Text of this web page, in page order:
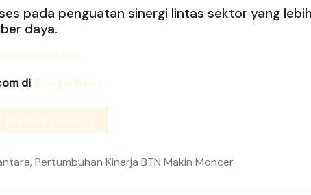
pada penguatan sinergi lintas sektor yang
daya.
di Google News
Read Entire Article
Pertumbuhan Kinerja BTN Makin Moncer